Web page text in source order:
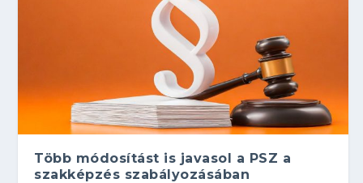
Több módosítást is javasol a PSZ a
szakképzés szabályozásában